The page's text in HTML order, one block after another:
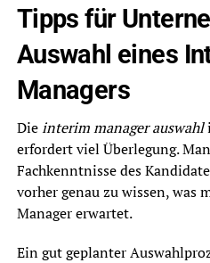
Tipps für
Auswahl eines
Managers
Dieinterim manager auswahl
erfordert viel Überlegung.
Fachkenntnisse des
vorher genau zu wissen, was
Manager erwartet.
Ein gut geplanter